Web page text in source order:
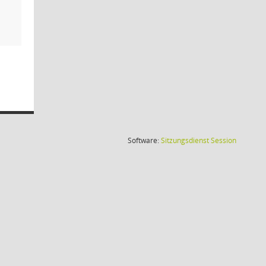
Software:SitzungsdienstSession(Wird in